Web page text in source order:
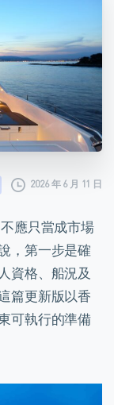
2026 年 6 月 11 日
應只當成市場
，第一步是確
資格、船況及
篇更新版以香
可執行的準備